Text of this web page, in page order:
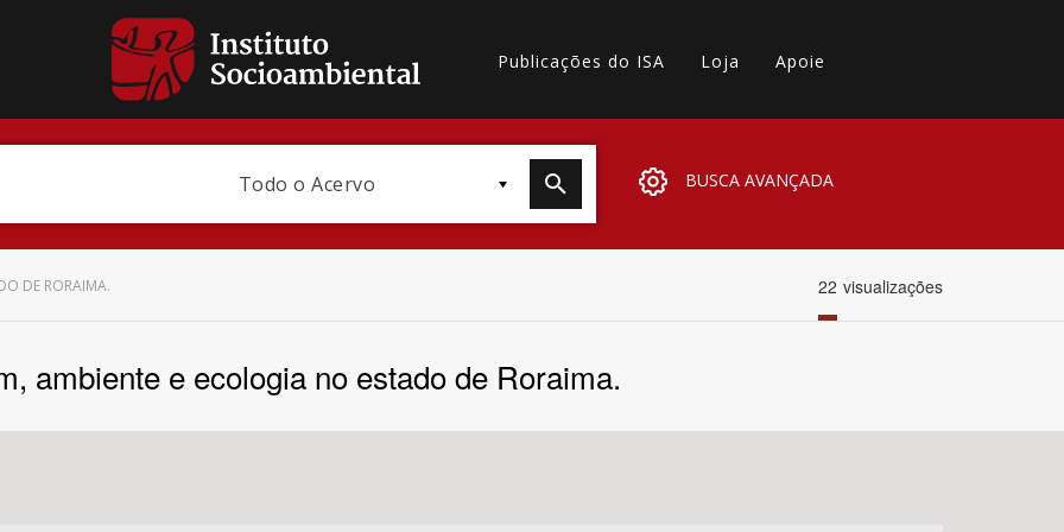
Publicações do ISA Loja Apoie
Todo o Acervo BUSCA AVANÇADA
DE RORAIMA. 22 visualizações
ambiente e ecologia no estado de Roraima.